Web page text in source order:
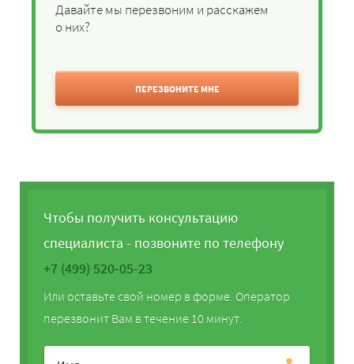
Давайте мы перезвоним и расскажем
о них?
ПЕРЕЗВОНИТЕ МНЕ
Чтобы получить консультацию
специалиста - позвоните по телефону
+7 (499) 520-05-23
Или оставьте свой номер в форме. Оператор
перезвонит Вам в течение 10 минут.